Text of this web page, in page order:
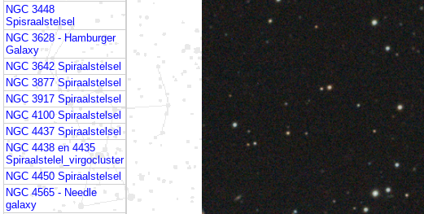
NGC 3448
Spisraalstelsel
NGC 3628 - Hamburger
Galaxy
NGC 3642 Spiraalstelsel
NGC 3877 Spiraalstelsel
NGC 3917 Spiraalstelsel
NGC 4100 Spiraalstelsel
NGC 4437 Spiraalstelsel
NGC 4438 en 4435
Spiraalstelel_virgocluster
NGC 4450 Spiraalstelsel
NGC 4565 - Needle
galaxy